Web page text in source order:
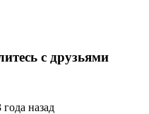
с друзьями
назад